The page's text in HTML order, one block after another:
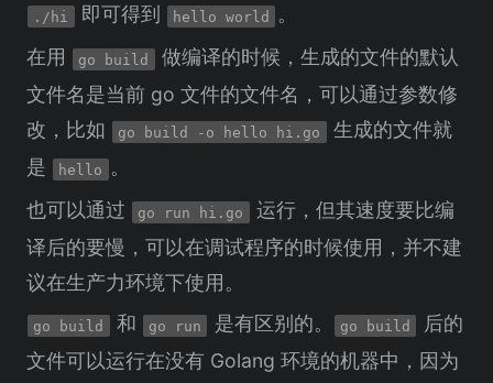
./hi 即可得到 hello world
。
在用
go build
做编译的时候，生成的文件的默认
文件名是当前 go 文件的文件名，可以通过参数修
改，比如
go build -o hello hi.go
生成的文件就
是
hello
。
也可以通过
go run hi.go
运行，但其速度要比编
译后的要慢，可以在调试程序的时候使用，并不建
议在生产力环境下使用。
go build 和 go run 是有区别的。 go build
后的
文件可以运行在没有 Golang 环境的机器中，因为